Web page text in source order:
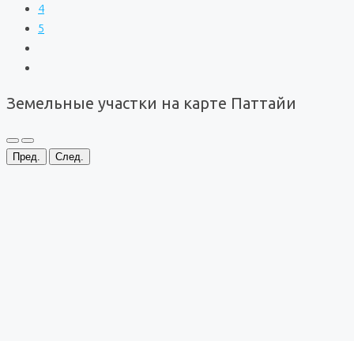
4
5
Земельные участки на карте Паттайи
Пред. След.